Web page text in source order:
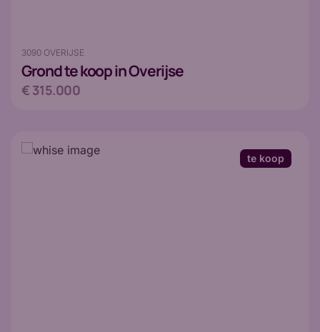
3090 OVERIJSE
Grondte koop in Overijse
€ 315.000
te koop